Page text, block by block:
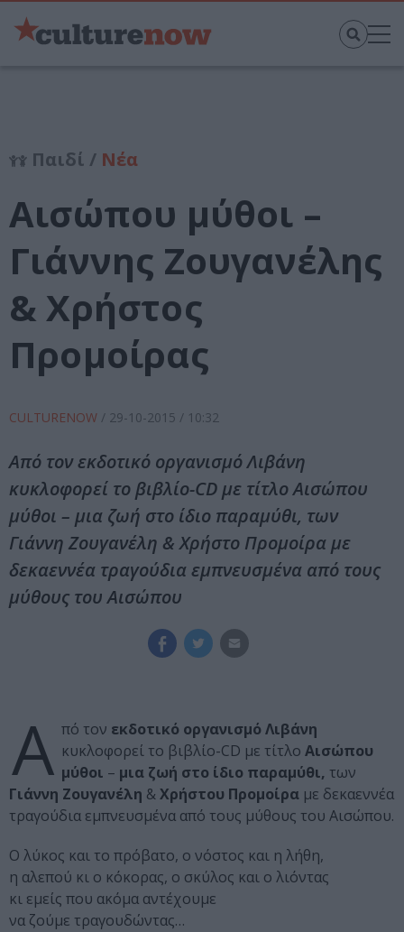
Παιδί / Νέα
Αισώπου μύθοι –
Γιάννης Ζουγανέλης
& Χρήστος
Προμοίρας
CULTURENOW / 29-10-2015 / 10:32
Από τον εκδοτικό οργανισμό Λιβάνη
κυκλοφορεί το βιβλίο-CD με τίτλο Αισώπου
μύθοι – μια ζωή στο ίδιο παραμύθι, των
Γιάννη Ζουγανέλη & Χρήστο Προμοίρα με
δεκαεννέα τραγούδια εμπνευσμένα από τους
μύθους του Αισώπου
Α πό τον εκδοτικό οργανισμό Λιβάνη
κυκλοφορεί το βιβλίο-CD με τίτλο Αισώπου
μύθοι – μια ζωή στο ίδιο παραμύθι, των
Γιάννη Ζουγανέλη &Χρήστου Προμοίρα με δεκαεννέα
τραγούδια εμπνευσμένα από τους μύθους του Αισώπου.
O λύκος και το πρόβατο, ο νόστος και η λήθη,
η αλεπού κι ο κόκορας, ο σκύλος και ο λιόντας
κι εμείς που ακόμα αντέχουμε
να ζούμε τραγουδώντας…